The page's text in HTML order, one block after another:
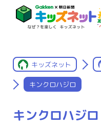
キッズネット
キンクロハジロ
キンクロハジロ